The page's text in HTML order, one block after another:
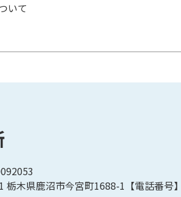
いて
栃木県鹿沼市今宮町1688-1【電話番号